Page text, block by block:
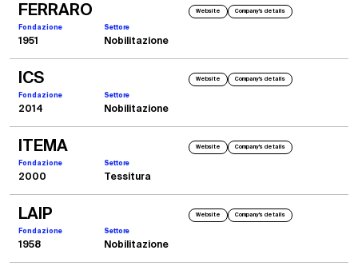
FERRARO Website Company's details
Fondazione Settore
1951 Nobilitazione
ICS Website Company's details
Fondazione Settore
2014 Nobilitazione
ITEMA Website Company's details
Fondazione Settore
2000 Tessitura
LAIP Website Company's details
Fondazione Settore
1958 Nobilitazione
Presentazione mini laboratorio completamente automatizzato Modulab SBM con
Unita di Tintura integrate